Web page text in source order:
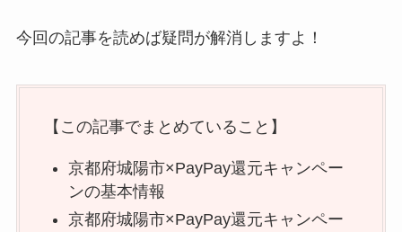
今回の記事を読めば疑問が解消しますよ！
【この記事でまとめていること】
京都府城陽市×PayPay還元キャンペー
ンの基本情報
京都府城陽市×PayPay還元キャンペー